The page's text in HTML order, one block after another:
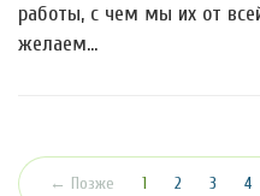
работы, с чем мы их от
желаем…
← Позже 1 (текущая)
2 3 4